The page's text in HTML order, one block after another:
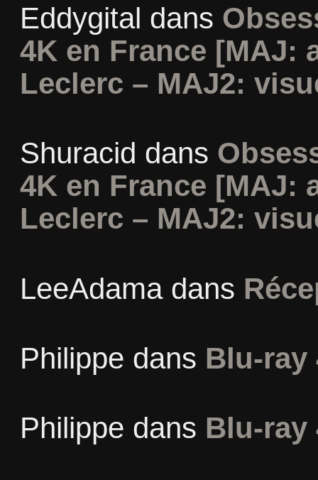
Eddygital dans
4K en France [MAJ:
Leclerc – MAJ2:
Shuracid dans
4K en France [MAJ:
Leclerc – MAJ2:
LeeAdamadans
Philippe dans Blu-ray
Philippe dans Blu-ray